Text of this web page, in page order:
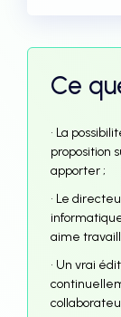
Ce
• La
proposition
apporter ;
• Le
aime
• Un vrai